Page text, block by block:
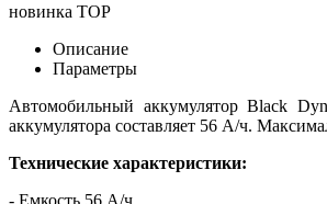
новинка TOP
Описание
Параметры
Автомобильный аккумулятор Black
аккумулятора составляет 56 А/ч.
Технические характеристики:
- Емкость 56 А/ч